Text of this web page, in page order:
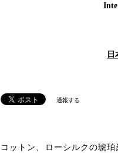
通報する
コットン、ローシルクの琥